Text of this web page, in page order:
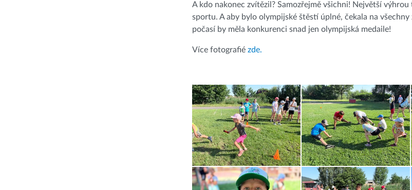
A kdo nakonec zvítězil? Samozřejmě všichni! Největší
sportu. A aby bylo olympijské štěstí úplné, čekala na
počasí by měla konkurenci snad jen olympijská medaile!
Více fotografiézde.